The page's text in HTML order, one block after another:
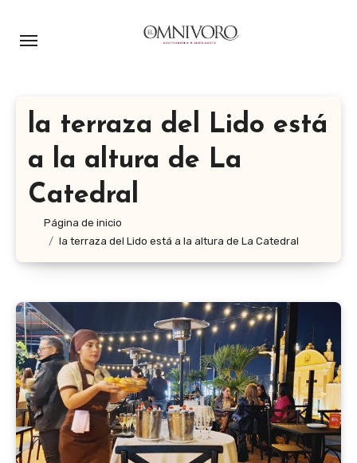
la terraza del Lido está
a la altura de La
Catedral
Página de inicio
la terraza del Lido está a la altura de La Catedral